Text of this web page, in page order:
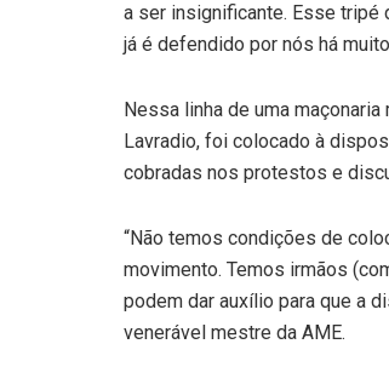
a ser insignificante. Esse tripé
já é defendido por nós há
Nessa linha de uma
Lavradio, foi colocado à
cobradas nos protestos e
“Não temos condições de
movimento. Temos irmãos
podem dar auxílio para que a
venerável mestre da AME.